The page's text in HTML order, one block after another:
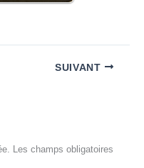
SUIVANT
Les champs obligatoires